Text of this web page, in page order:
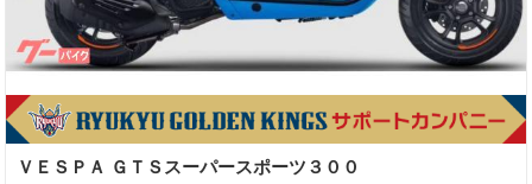
ＶＥＳＰＡ ＧＴＳスーパースポーツ３００